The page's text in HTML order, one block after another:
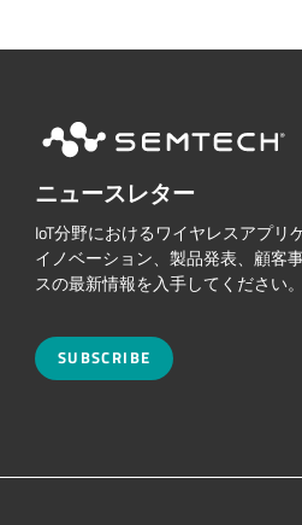
ニュースレター
IoT分野におけるワイヤレスアプリ
イノベーション、製品発表、顧客
スの最新情報を入手してください。
SUBSCRIBE